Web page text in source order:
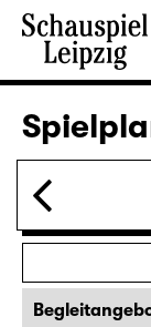
Ich denk
dich) (UA)
OPEN-AIR-
Regie: Ellen
Ausverkauft
evtl. Restkarten
an der
Sa